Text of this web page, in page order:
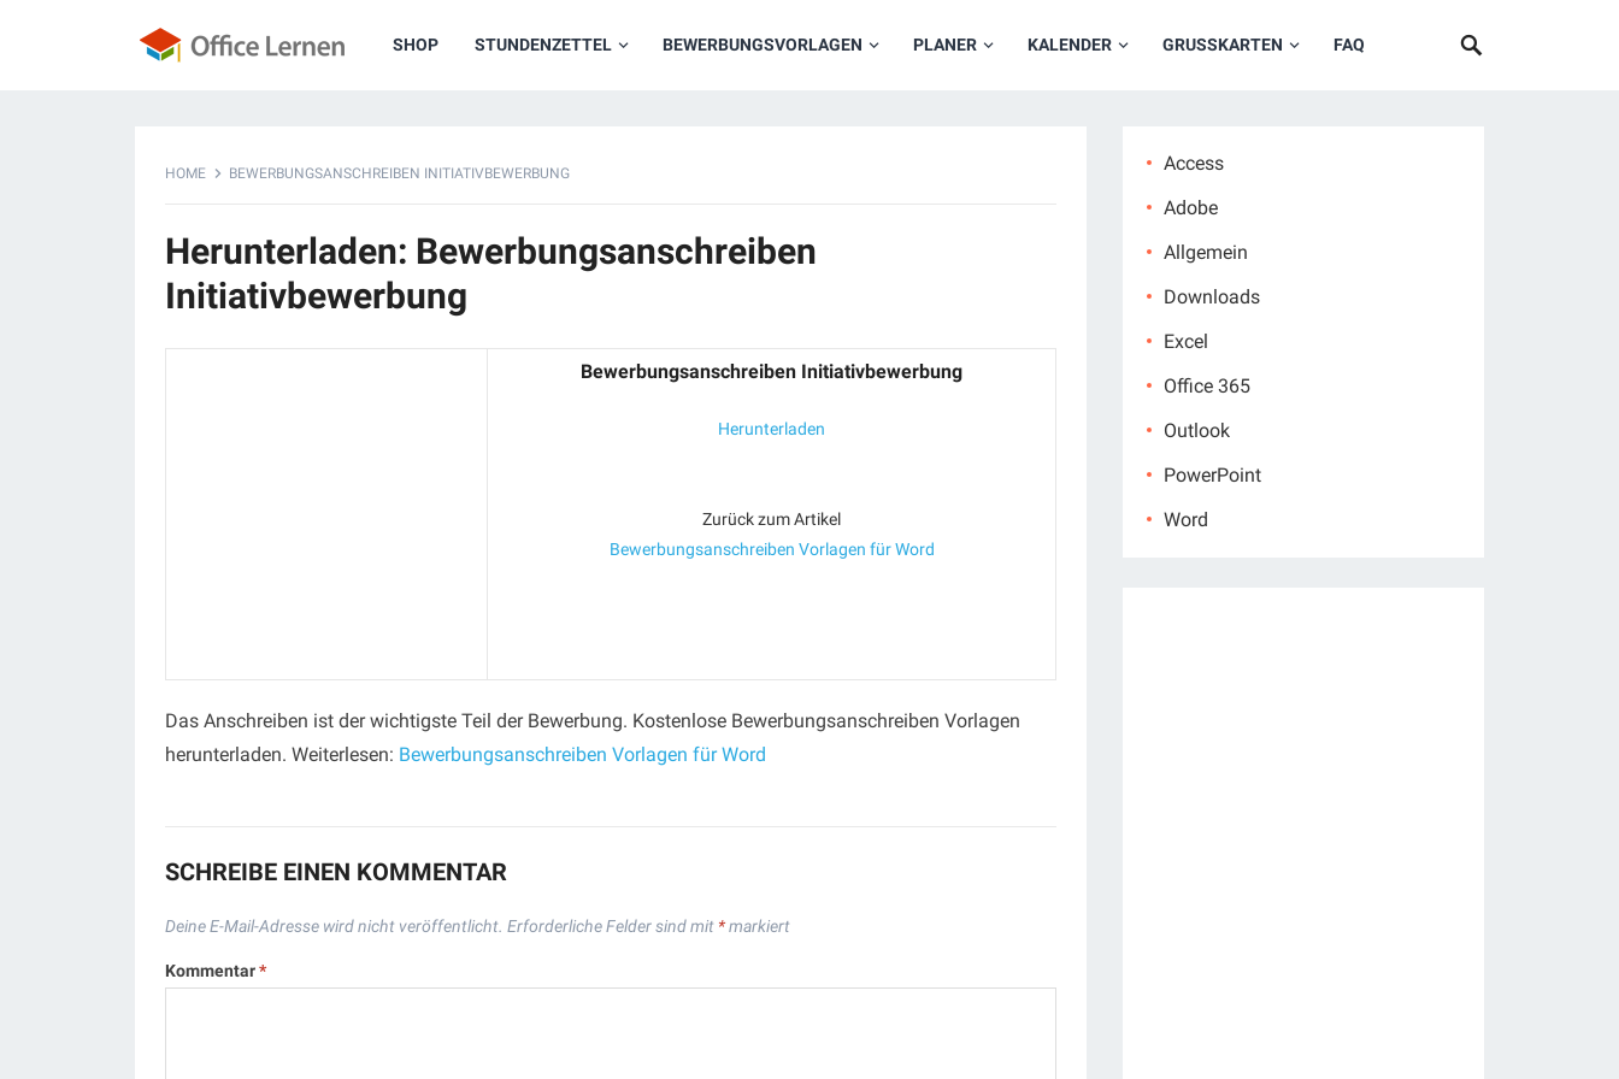
SHOP STUNDENZETTEL BEWERBUNGSVORLAGEN PLANER KALENDER GRUSSKARTEN FAQ
HOME BEWERBUNGSANSCHREIBEN INITIATIVBEWERBUNG
Herunterladen: Bewerbungsanschreiben
Initiativbewerbung
Bewerbungsanschreiben Initiativbewerbung
Herunterladen
Zurück zum Artikel
Bewerbungsanschreiben Vorlagen für Word
Das Anschreiben ist der wichtigste Teil der Bewerbung. Kostenlose Bewerbungsanschreiben Vorlagen
herunterladen. Weiterlesen: Bewerbungsanschreiben Vorlagen für Word
SCHREIBE EINEN KOMMENTAR
Deine E-Mail-Adresse wird nicht veröffentlicht. Erforderliche Felder sind mit *markiert
Kommentar*
Access
Adobe
Allgemein
Downloads
Excel
Office 365
Outlook
PowerPoint
Word